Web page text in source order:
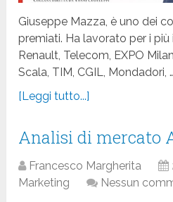
Giuseppe Mazza, è uno dei
premiati. Ha lavorato per i
Renault, Telecom, EXPO
Scala, TIM, CGIL, Mondadori, …
[Leggi tutto...]
Analisi di mercato
Francesco Margherita
Marketing
Nessun